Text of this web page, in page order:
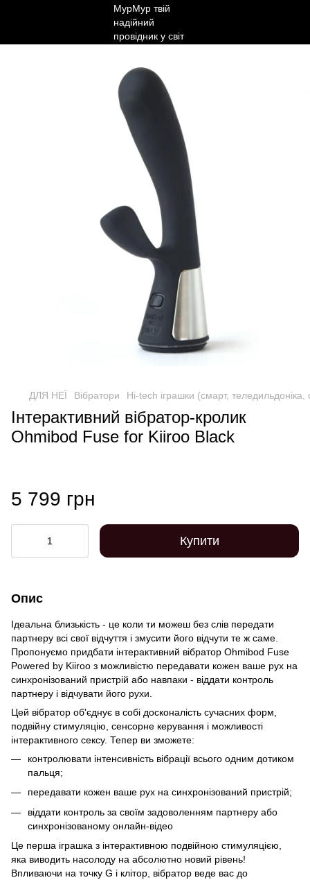
ДЛЯ НЕЇ Вібратори Hi-tech іграшки (смарт,
Інтерактивний вібратор-кролик
Ohmibod Fuse for Kiiroo Black
5 799 грн
Купити
Опис
Ідеальна близькість - це коли ти можеш без слів передати
партнеру всі свої відчуття і змусити його відчути те ж саме.
Пропонуємо придбати інтерактивний вібратор Ohmibod Fuse
Powered by Kiiroo з можливістю передавати кожен ваше рух на
синхронізований пристрій або навпаки - віддати контроль
партнеру і відчувати його рухи.
Цей вібратор об'єднує в собі досконалість сучасних форм,
подвійну стимуляцію, сенсорне керування і можливості
інтерактивного сексу. Тепер ви зможете:
контролювати інтенсивність вібрації всього одним дотиком
пальця;
передавати кожен ваше рух на синхронізований пристрій;
віддати контроль за своїм задоволенням партнеру або
синхронізованому онлайн-відео
Це перша іграшка з інтерактивною подвійною стимуляцією,
яка виводить насолоду на абсолютно новий рівень!
Впливаючи на точку G і клітор, вібратор веде вас до